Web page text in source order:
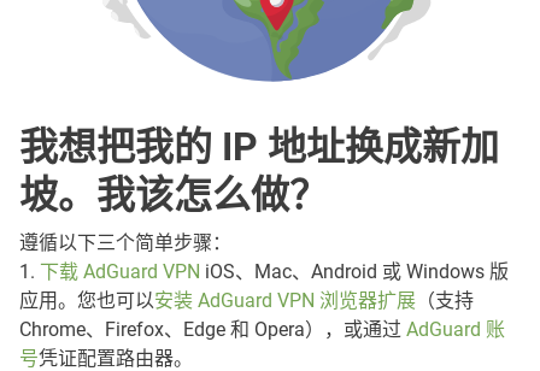
我想把我的 IP 地址换成新加
坡。我该怎么做？
遵循以下三个简单步骤：
1. 下载 AdGuard VPN iOS、Mac、Android 或 Windows 版
应用。您也可以安装 AdGuard VPN 浏览器扩展 （支持
Chrome、Firefox、Edge 和 Opera），或通过 AdGuard 账
号凭证配置路由器。